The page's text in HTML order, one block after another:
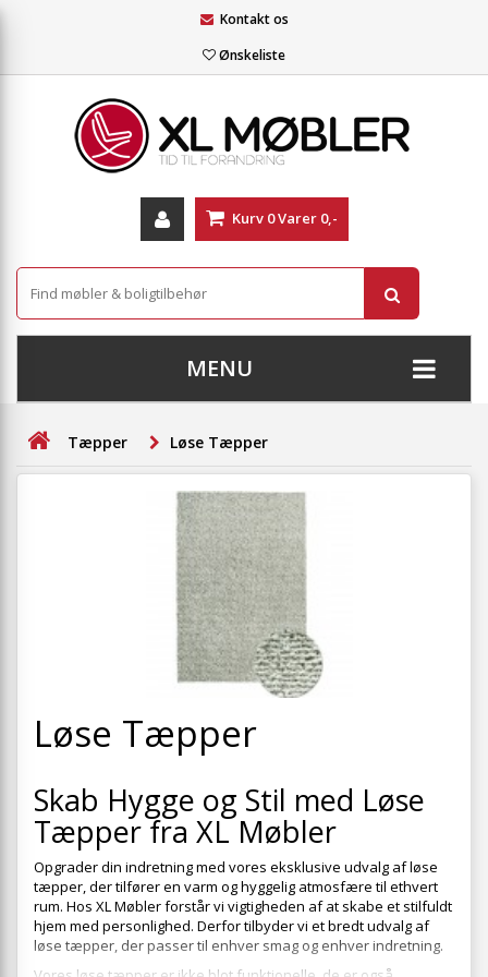
Kontakt os
Ønskeliste
Kurv 0Varer 0,-
MENU
+
STUE
LAMPER
HAVEMØBLER
OUTLET
Tæpper Løse Tæpper
Løse Tæpper
Skab Hygge og Stil med Løse
Tæpper fra XL Møbler
Opgrader din indretning med vores eksklusive udvalg af løse
tæpper, der tilfører en varm og hyggelig atmosfære til ethvert
rum. Hos XL Møbler forstår vi vigtigheden af at skabe et stilfuldt
hjem med personlighed. Derfor tilbyder vi et bredt udvalg af
løse tæpper, der passer til enhver smag og enhver indretning.